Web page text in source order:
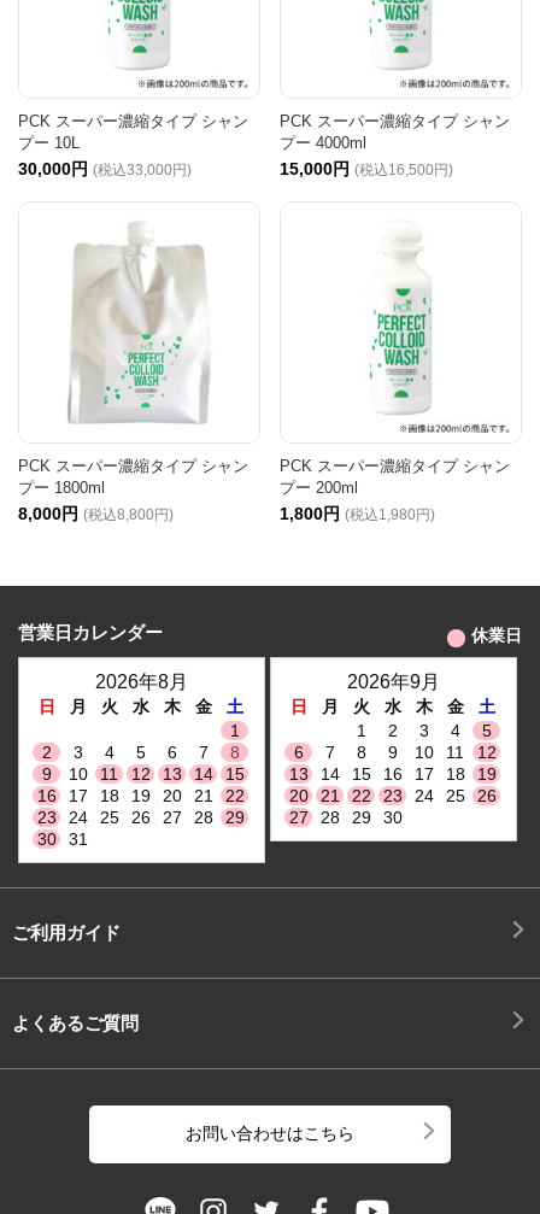
PCK スーパー濃縮タイプ シャン
プー 10L
30,000円 (税込33,000円)
PCK スーパー濃縮タイプ シャン
プー 4000ml
15,000円 (税込16,500円)
PCK スーパー濃縮タイプ シャン
プー 1800ml
8,000円 (税込8,800円)
PCK スーパー濃縮タイプ シャン
プー 200ml
1,800円 (税込1,980円)
営業日カレンダー 休業日
2026年8月
日 月 火 水 木 金
土
1
2
3 4 5 6 7
8
9
10 11 12 13 14
15
16
17 18 19 20 21
22
23
24 25 26 27 28
29
30
31
2026年9月
日 月 火 水 木 金
土
1
2 3 4
5
6
7 8 9 10 11
12
13
14 15 16 17 18
19
20
21 22 23 24 25
26
27
28 29 30
ご利用ガイド
よくあるご質問
お問い合わせはこちら